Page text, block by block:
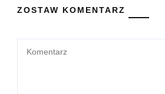
ZOSTAW KOMENTARZ